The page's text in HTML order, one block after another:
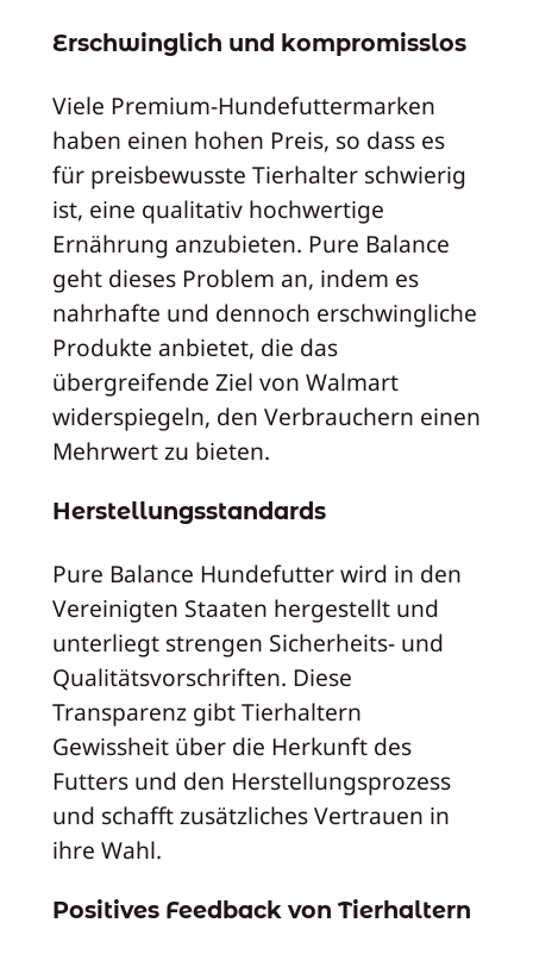
Erschwinglich und kompromisslos
Viele Premium-Hundefuttermarken
haben einen hohen Preis, so dass es
für preisbewusste Tierhalter schwierig
ist, eine qualitativ hochwertige
Ernährung anzubieten. Pure Balance
geht dieses Problem an, indem es
nahrhafte und dennoch erschwingliche
Produkte anbietet, die das
übergreifende Ziel von Walmart
widerspiegeln, den Verbrauchern einen
Mehrwert zu bieten.
Herstellungsstandards
Pure Balance Hundefutter wird in den
Vereinigten Staaten hergestellt und
unterliegt strengen Sicherheits- und
Qualitätsvorschriften. Diese
Transparenz gibt Tierhaltern
Gewissheit über die Herkunft des
Futters und den Herstellungsprozess
und schafft zusätzliches Vertrauen in
ihre Wahl.
Positives Feedback von Tierhaltern